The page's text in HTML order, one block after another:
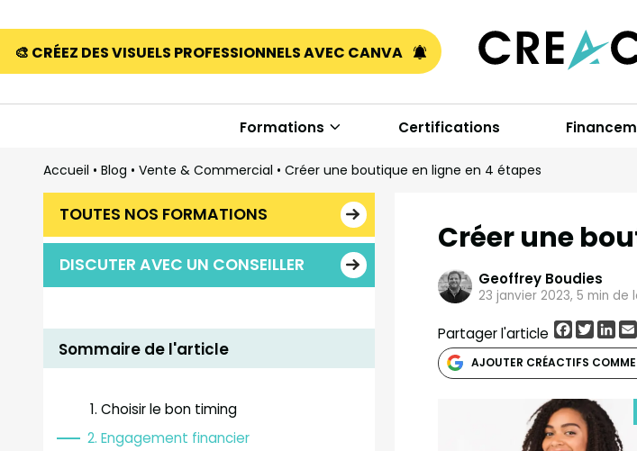
🎨 CRÉEZ DES VISUELS PROFESSIONNELS AVEC CANVA
Formations Certifications
Accueil • Blog • Vente & Commercial • Créer une boutique en ligne en 4 étapes
TOUTES NOS FORMATIONS
DISCUTER AVEC UN CONSEILLER
Sommaire de l'article
Choisir le bon timing
Engagement financier
Créer une
Geoffrey Boudies
23 janvier 2023, 5 min de
Partager l'article Facebook
Twitter
AJOUTER CRÉACTIFS COMME